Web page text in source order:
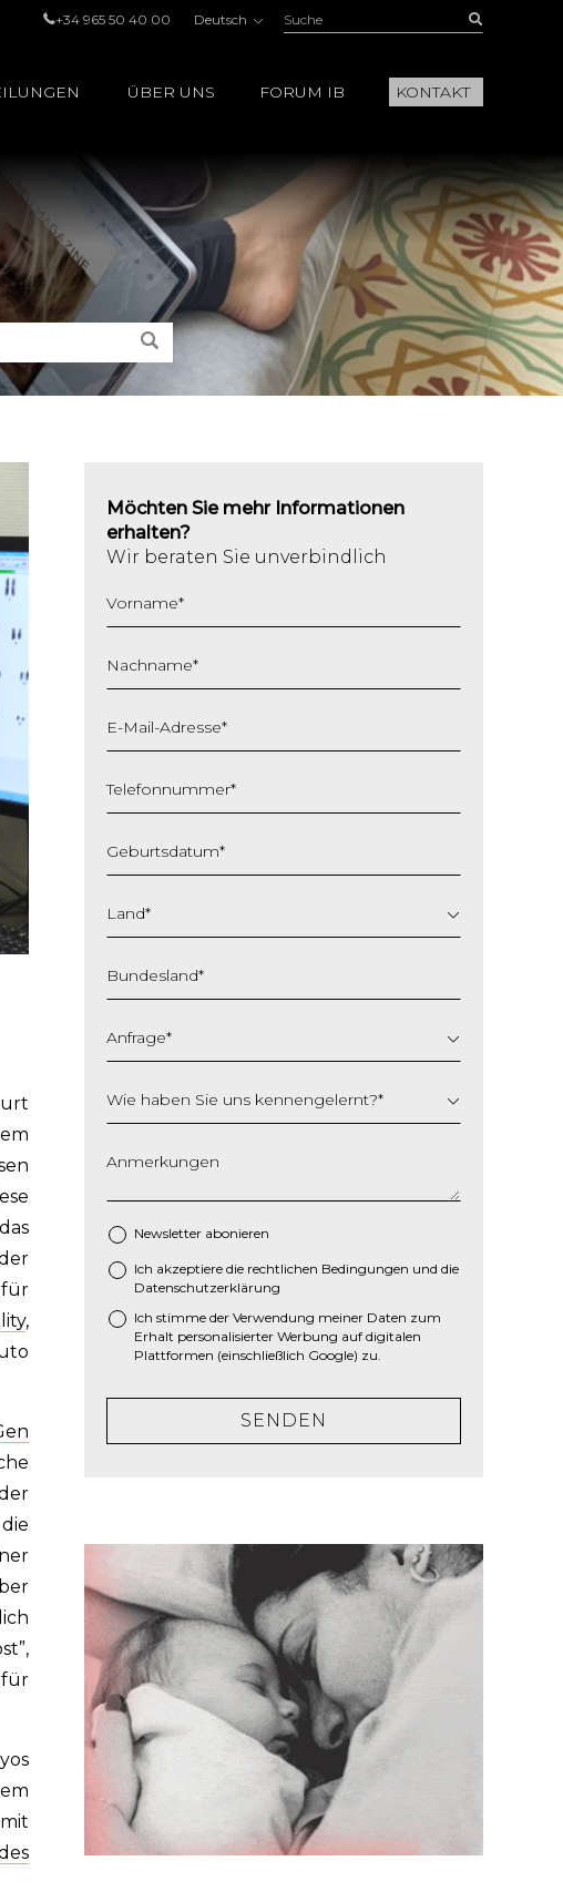
+34 965 50 40 00 Deutsch Suche:
ÜBER UNS FORUM IB KONTAKT
Suche
,
Möchten Sie mehr Informationen
erhalten?
Wir beraten Sie unverbindlich
Vorname*
Nachname*
E-Mail-Adresse*
Telefonnummer*
Geburtsdatum*
Schrägstrich
MM
JJJJ
Land*
Bundesland*
Anfrage*
Wie haben Sie uns kennengelernt?*
Anmerkungen
Newsletter abonieren
* Ich akzeptiere die rechtlichen Bedingungen und die
Datenschutzerklärung
Ich stimme der Verwendung meiner Daten zum
Erhalt personalisierter Werbung auf digitalen
Plattformen (einschließlich Google) zu.
SENDEN